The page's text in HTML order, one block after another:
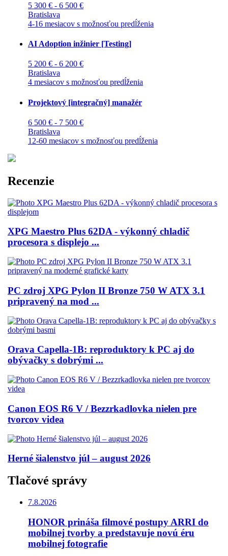
5 300 € - 6 500 €
Bratislava
4-16 mesiacov s možnosťou predĺženia
AI Adoption inžinier [Testing]
5 200 € - 6 200 €
Bratislava
4 mesiacov s možnosťou predĺženia
Projektový [integračný] manažér
6 500 € - 7 500 €
Bratislava
12-60 mesiacov s možnosťou predĺženia
Recenzie
XPG Maestro Plus 62DA - výkonný chladič
procesora s displejo ...
PC zdroj XPG Pylon II Bronze 750 W ATX 3.1
pripravený na mod ...
Orava Capella-1B: reproduktory k PC aj do
obývačky s dobrými ...
Canon EOS R6 V / Bezzrkadlovka nielen pre
tvorcov videa
Herné šialenstvo júl – august 2026
Tlačové správy
7.8.2026
HONOR prináša filmové postupy ARRI do
mobilnej tvorby a predstavuje novú éru
mobilnej fotografie